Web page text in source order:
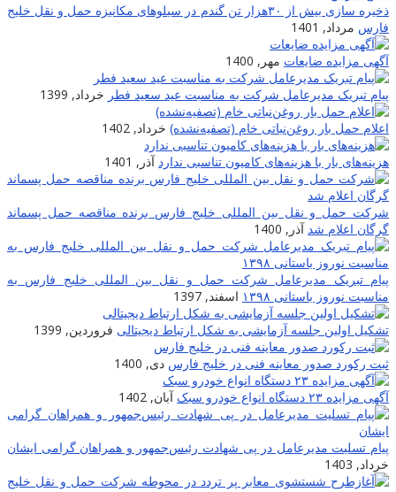
ذخیره سازی بیش از ۳۰هزار تن گندم در سیلوهای مکانیزه حمل و نقل خلیج
فارس مرداد, 1401
آگهی مزایده ضایعات مهر, 1400
پیام تبریک مدیرعامل شرکت به مناسبت عید سعید فطر خرداد, 1399
اعلام حمل بار روغن‌نباتی خام (تصفیه‌نشده) خرداد, 1402
هزینه‌های بار با هزینه‌های کامیون تناسبی ندارد آذر, 1401
شرکت حمل و نقل بین المللی خلیج فارس برنده مناقصه حمل پسماند
گرگان اعلام شد آذر, 1400
پیام تبریک مدیرعامل شرکت حمل و نقل بین المللی خلیج فارس به
مناسبت نوروز باستانی ۱۳۹۸
اسفند, 1397
تشکیل اولین جلسه آزمایشی به شکل ارتباط دیجیتالی فروردین, 1399
ثبت رکورد صدور معاینه فنی در خلیج فارس دی, 1400
آگهی مزایده ۲۳ دستگاه انواع خودرو سبک
آبان, 1402
پیام تسلیت مدیرعامل در پی شهادت‌ رئیس‌جمهور و همراهان گرامی ایشان
خرداد, 1403